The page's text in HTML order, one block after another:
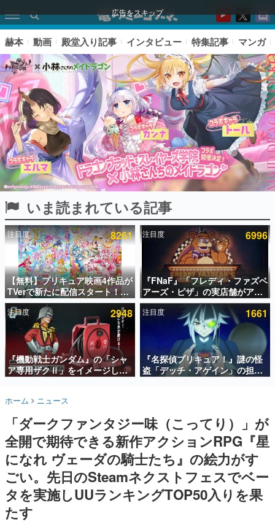
広告をスキップ
ピックアップ
電ファミのいま読まれている記事ランキング
アプリセール情報
インタビュー
連載・特集一覧
殿堂入り記事
SNS拡散数が数千以上！ ページビュー数万以上！ などな
ど。多くの人々に読まれた、電ファミ渾身の“殿堂入り”記
事をまとめました。
名作ゲームクリエイターの方々に製作時のエピソードをお
きます。
赫本
この物語を解いてはいけない。『赫本』は、〈試験問題〉
の形をした短編ホラー小説集です。
新世代に訊く
これからのデジタルゲーム市場を担う若きクリエイター達
赫本 動画 殿堂入り記事 インタビュー 特集記事 マンガ
いま読まれている記事
注目度 8261
【無料】プリキュア映画4作品が
TVerで新たに配信スタート！な
んと2018年～2024年の映画ほぼ
すべてが見放題に、ぶっちゃけ
ありえないラインナップ
注目度 6996
『FNaF』「フレディ・ファズベ
アーズ・ピザ」の実店舗がアメ
リカの商業施設「American
Dream」に2027年オープン！
ScottGamesとの共同開発、食
事だけでなくステージショーや
没入型のホラー体験も楽しめる
注目度 2948
『機動戦士ガンダム』の「シャ
ア専用ザクⅡ」をイメージした
散水ホースリールが予約開始。
ークやジオン公国軍のエンブレ
注目度 1661
『名探偵プリキュア！』謎の怪
盗「デッチ・アゲイン」の担当
キャストは天﨑滉平さんと判
ホーム ニュース
「ダークファンタジー味（こってり）」が
全開で期待できる新作アクションRPG『星
になれ ヴェーダの騎士たち』の絵力がす
ごい。先日のSteamネクストフェスでベー
タを実施しUUランキングTOP50入りを果
たす